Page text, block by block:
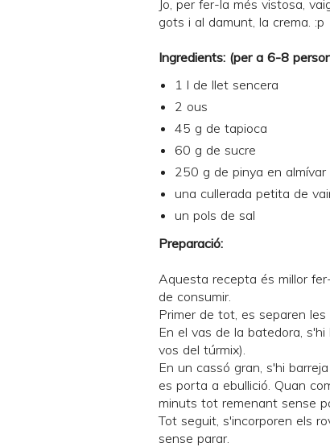
Jo, per fer-la més vistosa,
gots i al damunt, la crema. :p
Ingredients: (per a 6-8
1 l de llet sencera
2 ous
45 g de tapioca
60 g de sucre
250 g de pinya en almívar
una cullerada petita de
un pols de sal
Preparació:
Aquesta recepta és millor
de consumir.
Primer de tot, es separen
En el vas de la batedora,
vos del túrmix).
En un cassó gran, s'hi
es porta a ebullició. Quan
minuts tot remenant sense
Tot seguit, s'incorporen els
sense parar.